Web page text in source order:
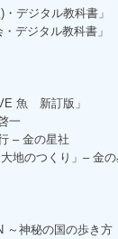
デジタル教科書」
デジタル教科書」
魚 新訂版」
一
– 金の星社
地のつくり」– 金
～神秘の国の歩き方